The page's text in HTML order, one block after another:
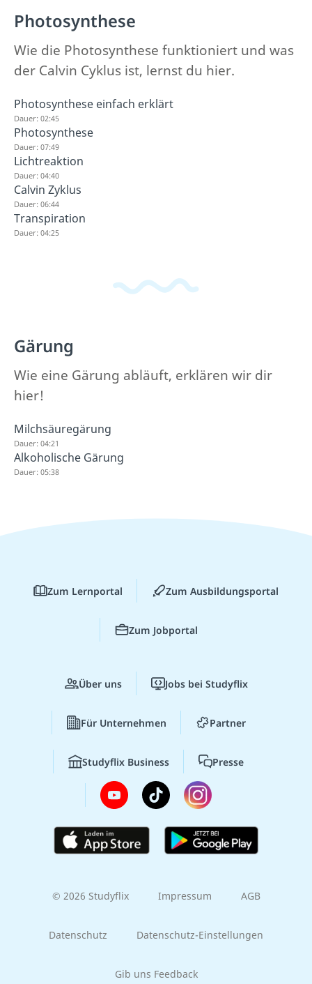
Photosynthese
Wie die Photosynthese funktioniert und was
der Calvin Cyklus ist, lernst du hier.
Photosynthese einfach erklärt
Dauer: 02:45
Photosynthese
Dauer: 07:49
Lichtreaktion
Dauer: 04:40
Calvin Zyklus
Dauer: 06:44
Transpiration
Dauer: 04:25
Gärung
Wie eine Gärung abläuft, erklären wir dir
hier!
Milchsäuregärung
Dauer: 04:21
Alkoholische Gärung
Dauer: 05:38
Zum Lernportal Zum Ausbildungsportal
Zum Jobportal
Über uns Jobs bei Studyflix
Für Unternehmen Partner
Studyflix Business Presse
© 2026 Studyflix Impressum AGB
Datenschutz Datenschutz-Einstellungen
Gib uns Feedback